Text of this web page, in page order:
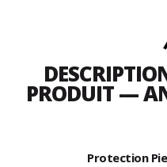
PRODUIT —
Protection